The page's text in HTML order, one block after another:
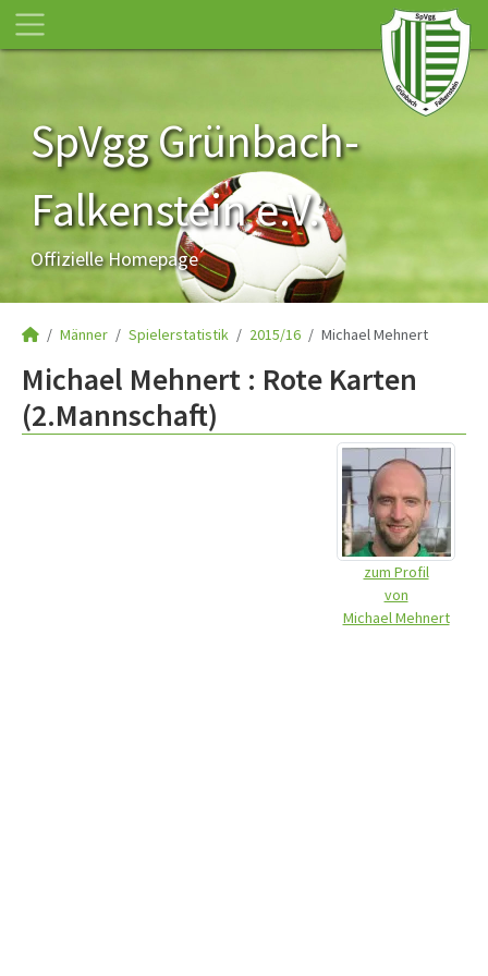
SpVgg Grünbach-
Falkenstein e.V.
Offizielle Homepage
Männer Spielerstatistik 2015/16 Michael Mehnert
Michael Mehnert : Rote Karten
(2.Mannschaft)
zum Profil
von
Michael Mehnert